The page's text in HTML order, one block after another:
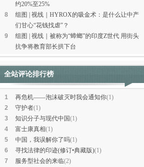
约20%至25%
8
组图 | 视线｜HYROX的吸金术：是什么让中产
们甘心“花钱找虐”？
9
组图 | 视线｜被称为“蟑螂”的印度Z世代 用街头
抗争将教育部长拱下台
全站评论排行榜
1 再危机——泡沫破灭时我会通知你(1)
2
守护者(1)
3
知识分子与现代中国(1)
4
富士康真相(1)
5
中国，我误解你了吗(1)
6
寻找法律的印迹(修订•典藏版)(1)
7
服务型社会的来临(2)